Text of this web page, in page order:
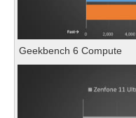
Geekbench 6 Compute